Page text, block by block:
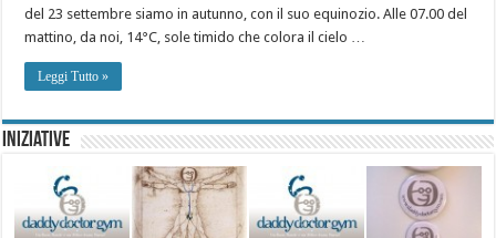
del 23 settembre siamo in autunno, con il suo equinozio. Alle 07.00 del
mattino, da noi, 14°C, sole timido che colora il cielo …
Leggi Tutto »
Iniziative